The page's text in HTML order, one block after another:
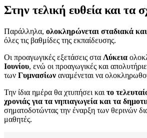
Στην τελική ευθεία και τα
Παράλληλα, ολοκληρώνεται σταδιακά
όλες τις βαθμίδες της εκπαίδευσης.
Οι προαγωγικές εξετάσεις στα Λύκεια
Ιουνίου, ενώ οι προαγωγικές και
των Γυμνασίων αναμένεται να
Την ίδια ημέρα θα χτυπήσει και το
χρονιάς για τα νηπιαγωγεία και τα
σηματοδοτώντας την έναρξη των θερινών
μαθητές.